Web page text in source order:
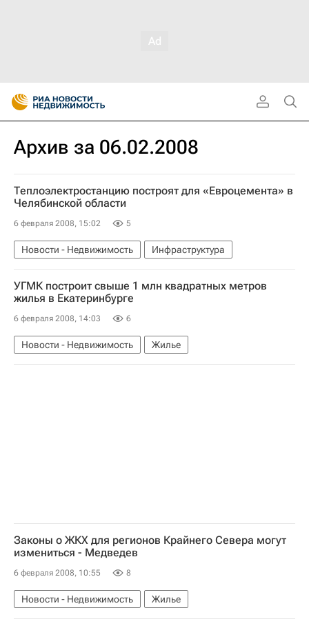
Архив за 06.02.2008
Теплоэлектростанцию построят для «Евроцемента» в
Челябинской области
6 февраля 2008, 15:02 5
Новости - Недвижимость Инфраструктура
УГМК построит свыше 1 млн квадратных метров
жилья в Екатеринбурге
6 февраля 2008, 14:03 6
Новости - Недвижимость Жилье
Законы о ЖКХ для регионов Крайнего Севера могут
измениться - Медведев
6 февраля 2008, 10:55 8
Новости - Недвижимость Жилье